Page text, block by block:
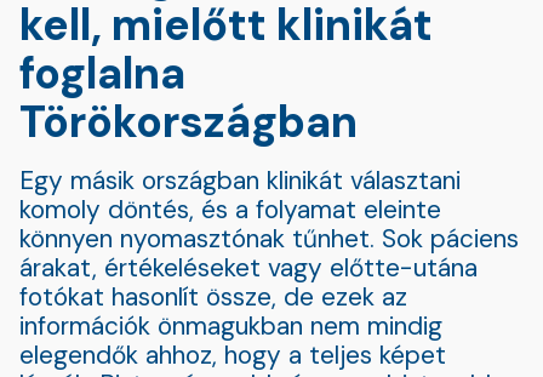
kell, mielőtt klinikát
foglalna
Törökországban
Egy másik országban klinikát választani
komoly döntés, és a folyamat eleinte
könnyen nyomasztónak tűnhet. Sok páciens
árakat, értékeléseket vagy előtte-utána
fotókat hasonlít össze, de ezek az
információk önmagukban nem mindig
elegendők ahhoz, hogy a teljes képet